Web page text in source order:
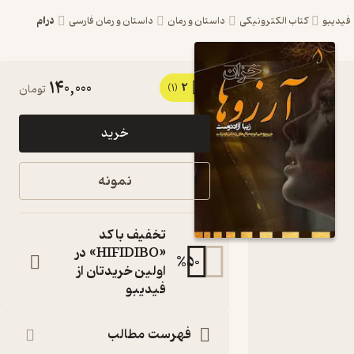
کتاب الکترونیکی داستان و رمان داستان و رمان فارسی درام
کتاب
خزان
آرزوها اثر
آزاددوست
نشر
آبارون
در پیج و خم
کوچه‌باغ‌‌های
متنی
140,000 تومان
خرید
نمونه
%
تخفیف با کد
«HIFIDIBO» در
اولین خریدتان از
فیدیبو
فهرست مطالب